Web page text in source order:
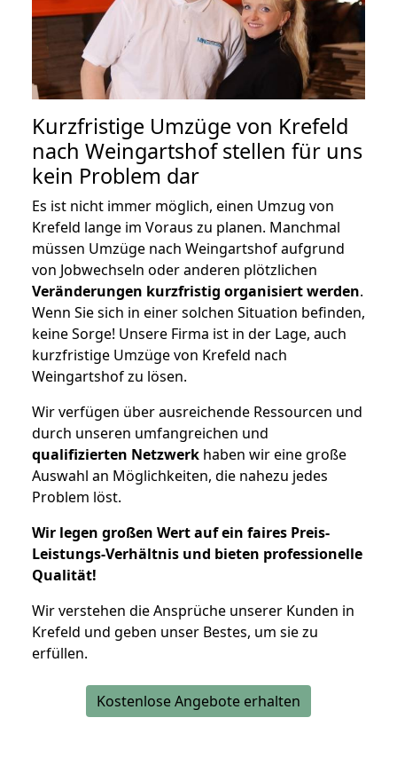
Kurzfristige Umzüge von Krefeld
nach Weingartshof stellen für uns
kein Problem dar
Es ist nicht immer möglich, einen Umzug von
Krefeld lange im Voraus zu planen. Manchmal
müssen Umzüge nach Weingartshof aufgrund
von Jobwechseln oder anderen plötzlichen
Veränderungen kurzfristig organisiert werden.
Wenn Sie sich in einer solchen Situation befinden,
keine Sorge! Unsere Firma ist in der Lage, auch
kurzfristige Umzüge von Krefeld nach
Weingartshof zu lösen.
Wir verfügen über ausreichende Ressourcen und
durch unseren umfangreichen und
qualifizierten Netzwerk haben wir eine große
Auswahl an Möglichkeiten, die nahezu jedes
Problem löst.
Wir legen großen Wert auf ein faires Preis-
Leistungs-Verhältnis und bieten professionelle
Qualität!
Wir verstehen die Ansprüche unserer Kunden in
Krefeld und geben unser Bestes, um sie zu
erfüllen.
Kostenlose Angebote erhalten